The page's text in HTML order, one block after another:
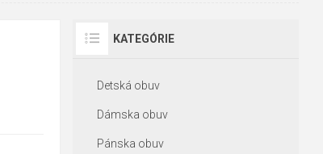
KATEGÓRIE
Detská obuv
Dámska obuv
Pánska obuv